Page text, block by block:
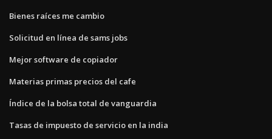
Bienes raíces me cambio
Solicitud en línea de sams jobs
Mejor software de copiador
Materias primas precios del cafe
Índice de la bolsa total de vanguardia
Tasas de impuesto de servicio en la india